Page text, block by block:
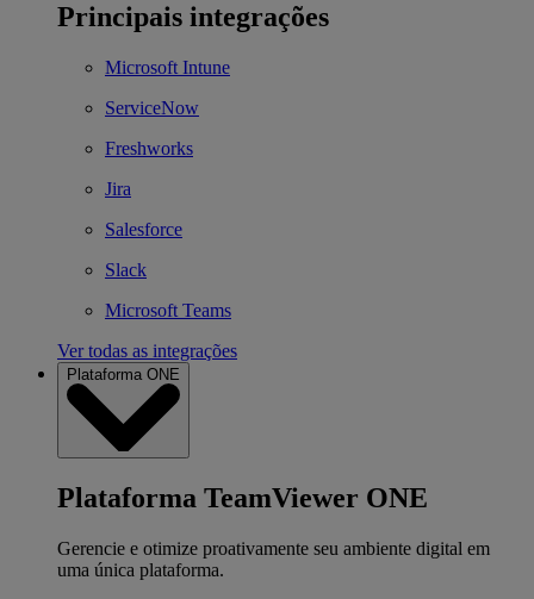
Principais integrações
Microsoft Intune
ServiceNow
Freshworks
Jira
Salesforce
Slack
Microsoft Teams
Ver todas as integrações
Plataforma ONE
Plataforma TeamViewer ONE
Gerencie e otimize proativamente seu ambiente digital em
uma única plataforma.